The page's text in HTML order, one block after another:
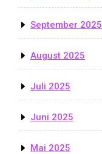
September 2025
August 2025
Juli 2025
Juni 2025
Mai 2025